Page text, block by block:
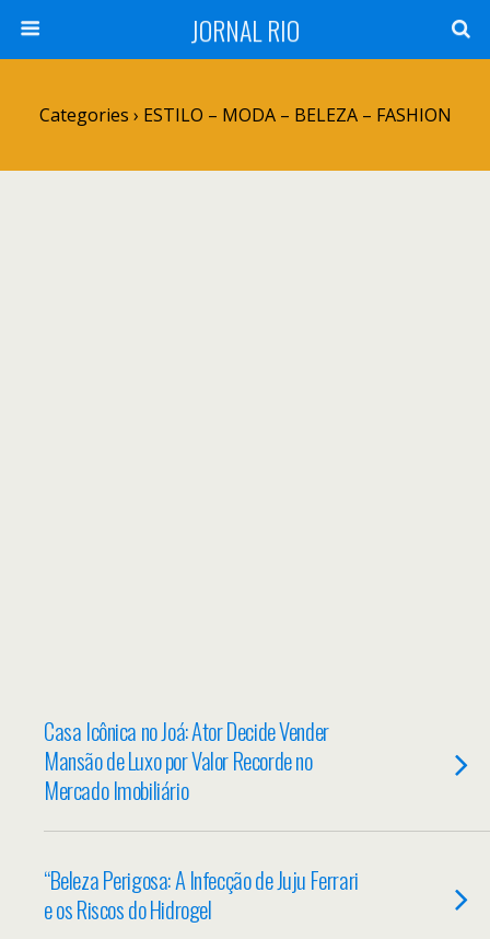
JORNAL RIO
Categories › ESTILO – MODA – BELEZA – FASHION
Casa Icônica no Joá: Ator Decide Vender
Mansão de Luxo por Valor Recorde no
Mercado Imobiliário
“Beleza Perigosa: A Infecção de Juju Ferrari
e os Riscos do Hidrogel